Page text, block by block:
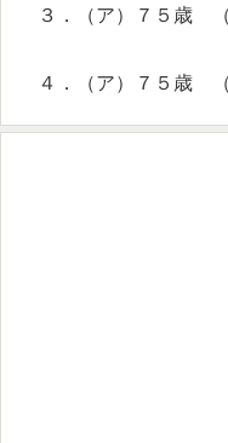
３．（ア）７５歳
４．（ア）７５歳